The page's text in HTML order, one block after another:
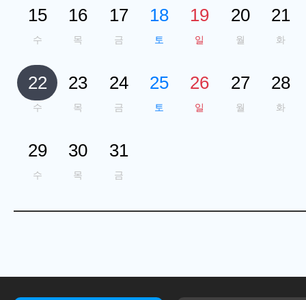
15
수
16
목
17
금
18
토
19
일
20
월
21
화
22
수
23
목
24
금
25
토
26
일
27
월
28
화
29
수
30
목
31
금